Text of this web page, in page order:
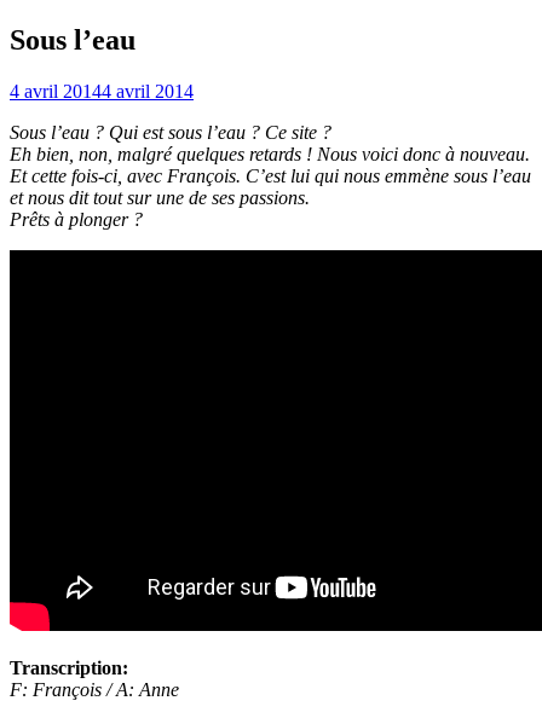
Sous l’eau
4 avril 20144 avril 2014
Sous l’eau ? Qui est sous l’eau ? Ce site ?
Eh bien, non, malgré quelques retards ! Nous voici donc à nouveau.
Et cette fois-ci, avec François. C’est lui qui nous emmène sous l’eau
et nous dit tout sur une de ses passions.
Prêts à plonger ?
Transcription:
F: François / A: Anne